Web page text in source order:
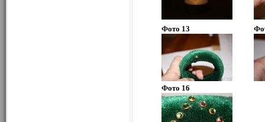
Фото 13
Фото 16